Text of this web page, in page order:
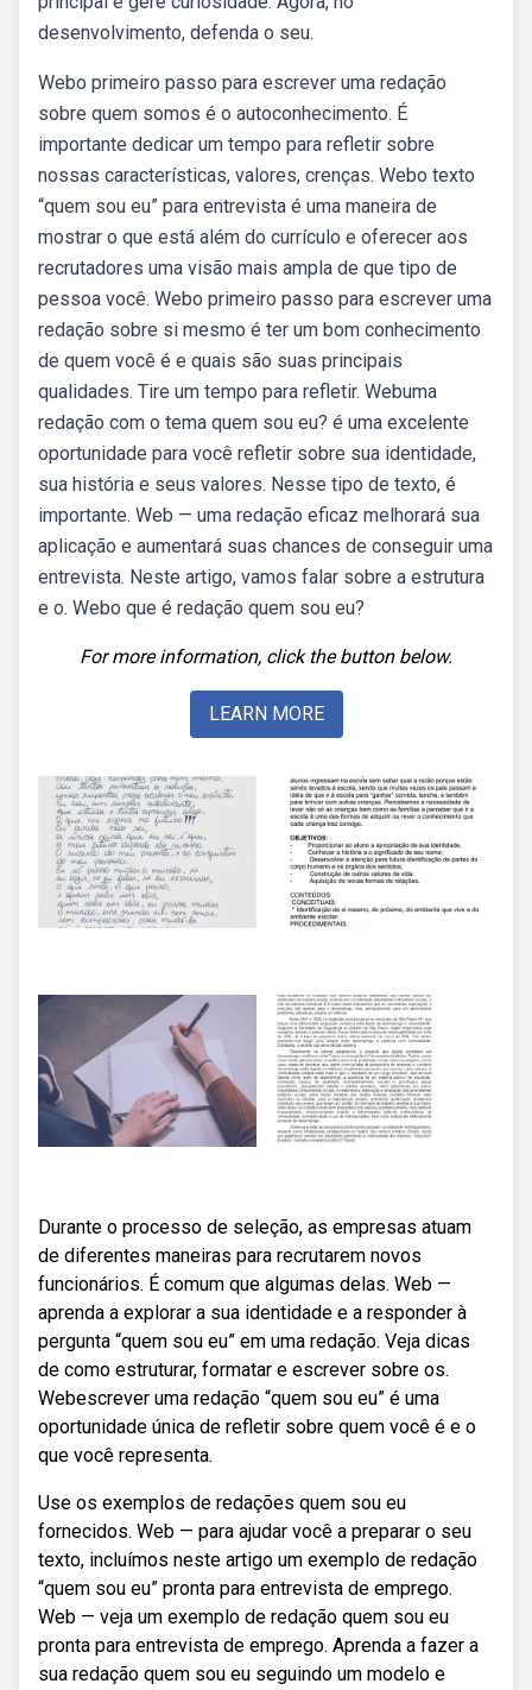
desenvolvimento, defenda o seu.
Webo primeiro passo para escrever uma redação
sobre quem somos é o autoconhecimento. É
importante dedicar um tempo para refletir sobre
nossas características, valores, crenças. Webo texto
“quem sou eu” para entrevista é uma maneira de
mostrar o que está além do currículo e oferecer aos
recrutadores uma visão mais ampla de que tipo de
pessoa você. Webo primeiro passo para escrever uma
redação sobre si mesmo é ter um bom conhecimento
de quem você é e quais são suas principais
qualidades. Tire um tempo para refletir. Webuma
redação com o tema quem sou eu? é uma excelente
oportunidade para você refletir sobre sua identidade,
sua história e seus valores. Nesse tipo de texto, é
importante. Web — uma redação eficaz melhorará sua
aplicação e aumentará suas chances de conseguir uma
entrevista. Neste artigo, vamos falar sobre a estrutura
e o. Webo que é redação quem sou eu?
For more information, click the button below.
LEARN MORE
Durante o processo de seleção, as empresas atuam
de diferentes maneiras para recrutarem novos
funcionários. É comum que algumas delas. Web —
aprenda a explorar a sua identidade e a responder à
pergunta “quem sou eu” em uma redação. Veja dicas
de como estruturar, formatar e escrever sobre os.
Webescrever uma redação “quem sou eu” é uma
oportunidade única de refletir sobre quem você é e o
que você representa.
Use os exemplos de redações quem sou eu
fornecidos. Web — para ajudar você a preparar o seu
texto, incluímos neste artigo um exemplo de redação
“quem sou eu” pronta para entrevista de emprego.
Web — veja um exemplo de redação quem sou eu
pronta para entrevista de emprego. Aprenda a fazer a
sua redação quem sou eu seguindo um modelo e